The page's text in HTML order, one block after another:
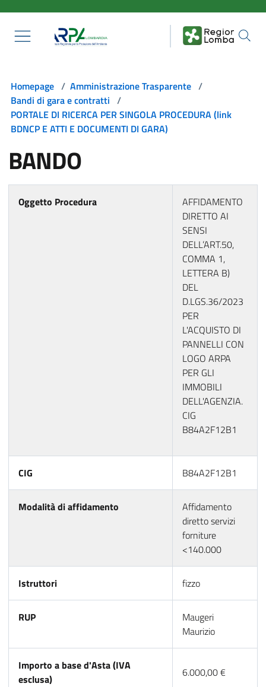
Homepage / Amministrazione Trasparente /
Bandi di gara e contratti /
PORTALE DI RICERCA PER SINGOLA PROCEDURA (link
BDNCP E ATTI E DOCUMENTI DI GARA)
BANDO
Oggetto Procedura
AFFIDAMENTO
DIRETTO AI
SENSI
DELL’ART.50,
COMMA 1,
LETTERA B)
DEL
D.LGS.36/2023
PER
L'ACQUISTO DI
PANNELLI CON
LOGO ARPA
PER GLI
IMMOBILI
DELL'AGENZIA.
CIG
B84A2F12B1
CIG B84A2F12B1
Modalità di affidamento
Affidamento
diretto servizi
forniture
<140.000
Istruttori fizzo
RUP
Maugeri
Maurizio
Importo a base d'Asta (IVA
esclusa)
6.000,00 €